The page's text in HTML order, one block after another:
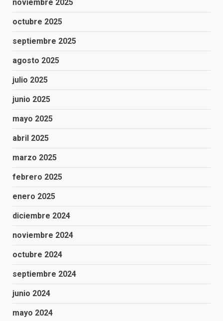
noviembre 2025
octubre 2025
septiembre 2025
agosto 2025
julio 2025
junio 2025
mayo 2025
abril 2025
marzo 2025
febrero 2025
enero 2025
diciembre 2024
noviembre 2024
octubre 2024
septiembre 2024
junio 2024
mayo 2024